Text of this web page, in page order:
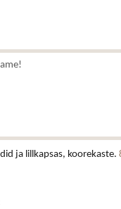
ja lillkapsas, koorekaste.